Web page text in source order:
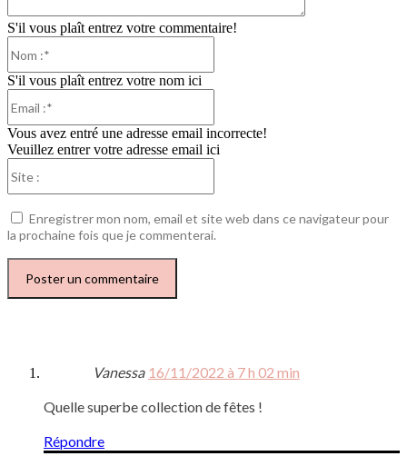
Vanessa 16/11/2022 à 7 h 02 min
Quelle superbe collection de fêtes !
Répondre
S'il vous plaît entrez votre commentaire!
S'il vous plaît entrez votre nom ici
Vous avez entré une adresse email incorrecte!
Veuillez entrer votre adresse email ici
Enregistrer mon nom, email et site web dans ce navigateur pour
la prochaine fois que je commenterai.